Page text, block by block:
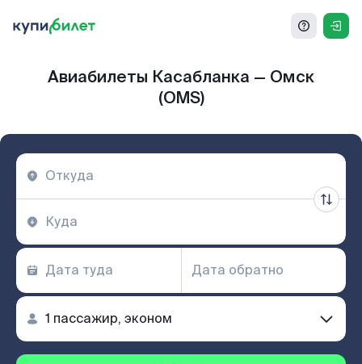
Авиабилеты Касабланка — Омск
(OMS)